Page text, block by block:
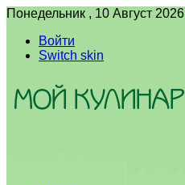
Понедельник , 10 Август 2026
Войти
Switch skin